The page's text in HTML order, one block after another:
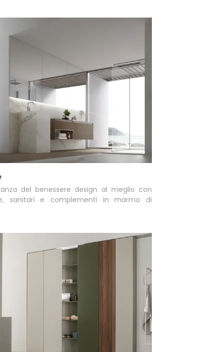
del benessere design al meglio con
sanitari e complementi in marmo di